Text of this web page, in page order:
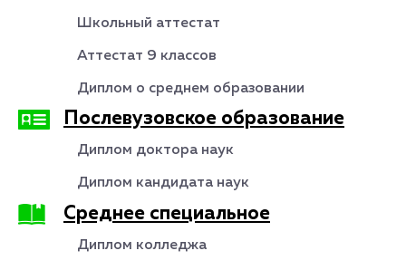
Школьный аттестат
Аттестат 9 классов
Диплом о среднем образовании
Послевузовское образование
Диплом доктора наук
Диплом кандидата наук
Среднее специальное
Диплом колледжа